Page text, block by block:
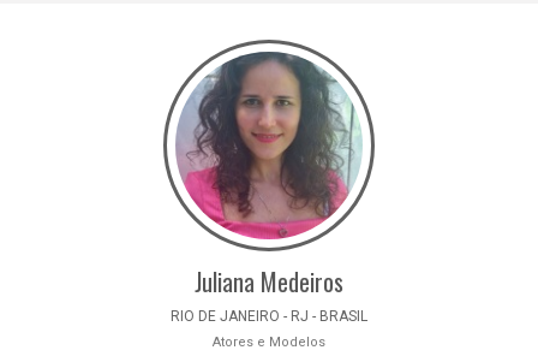
Juliana Medeiros
RIO DE JANEIRO - RJ - BRASIL
Atores e Modelos